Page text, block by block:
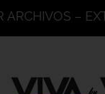
ARCHIVOS –